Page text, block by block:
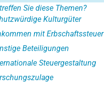
Sie diese Themen?
Kulturgüter
mit Erbschaftssteuer
Beteiligungen
Steuergestaltung